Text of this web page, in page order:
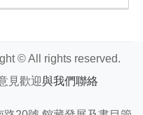
© All rights reserved.
見歡迎與我們聯絡